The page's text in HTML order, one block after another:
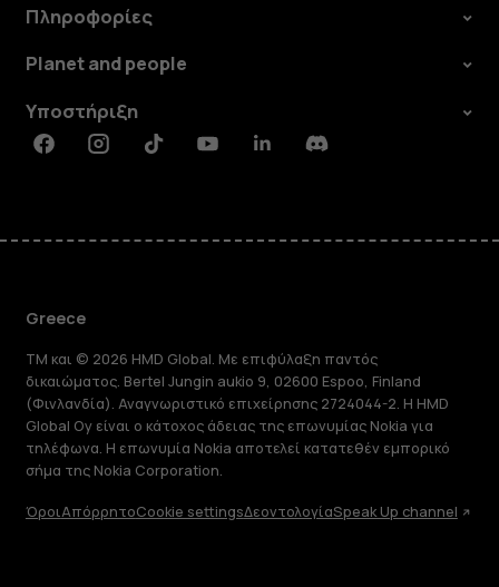
Πληροφορίες
Planet and people
Υποστήριξη
FacebookInstagramTiktokYoutubeLinkedinDiscord
Greece
TM και © 2026 HMD Global. Με επιφύλαξη παντός
δικαιώματος. Bertel Jungin aukio 9, 02600 Espoo, Finland
(Φινλανδία). Αναγνωριστικό επιχείρησης 2724044-2. Η HMD
Global Oy είναι ο κάτοχος άδειας της επωνυμίας Nokia για
τηλέφωνα. Η επωνυμία Nokia αποτελεί κατατεθέν εμπορικό
σήμα της Nokia Corporation.
ΌροιΑπόρρητοCookie settingsΔεοντολογίαSpeak Up channel